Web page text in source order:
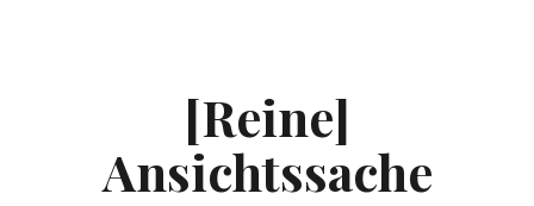
[Reine]
Ansichtssache